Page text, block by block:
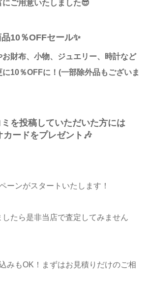
ご用意いたしました😎
10％OFFセール✨
お財布、小物、ジュエリー、時計など
10％OFFに！(一部除外品もございま
ミを投稿していただいた方には
カードをプレゼント🎶
ーンがスタートいたします！
したら是非当店で査定してみません
みもOK！まずはお見積りだけのご相